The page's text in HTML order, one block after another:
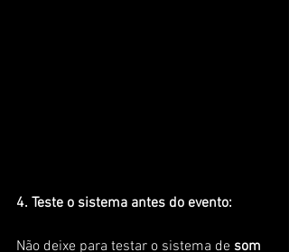
4. Teste o sistema antes do evento:
Não deixe para testar o sistema de som